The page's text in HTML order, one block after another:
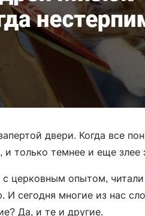
двери. Когда все
и только темнее и еще злее
церковным опытом, читали
И сегодня многие из нас
Да, и те и другие.